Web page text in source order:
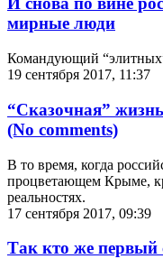
мирные люди
Командующий
19 сентября 2017, 11:37
“Сказочная”
(No comments)
В то время, когда
процветающем Крыме,
реальностях.
17 сентября 2017, 09:39
Так кто же первый